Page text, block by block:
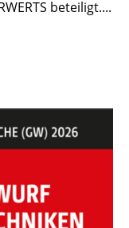
beteiligt....